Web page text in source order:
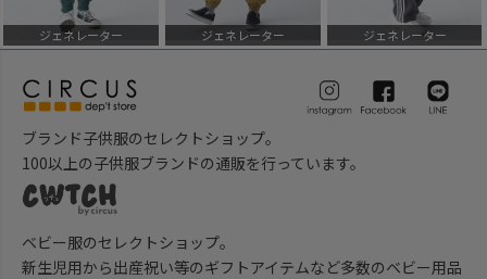
ジェネレーター ジェネレーター ジェネレーター
ブランド子供服のセレクトショップ。
100以上の子供服ブランドの通販を行っています。
ベビー服のセレクトショップ。
新生児用から出産祝い等のギフトアイテムなど多数のベビー用品